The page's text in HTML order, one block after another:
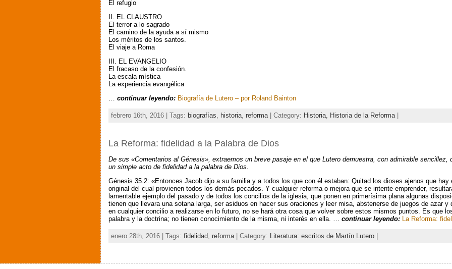
El refugio
II. EL CLAUSTRO
El terror a lo sagrado
El camino de la ayuda a sí mismo
Los méritos de los santos.
El viaje a Roma
III. EL EVANGELIO
El fracaso de la confesión.
La escala mística
La experiencia evangélica
continuar leyendo: Biografía de Lutero – por Roland Bainton
febrero 16th, 2016 | Tags: biografías historia reforma | Category: Historia, Historia de la Reforma |
La Reforma: fidelidad a la Palabra de Dios
De sus «Comentarios al Génesis», extraemos un breve pasaje en el que Lutero demuestra, con admirable
un simple acto de fidelidad a la palabra de Dios.
Génesis 35.2: «Entonces Jacob dijo a su familia y a todos los que con él estaban: Quitad los dioses ajenos que
original del cual provienen todos los demás pecados. Y cualquier reforma o mejora que se intente emprender,
lamentable ejemplo del pasado y de todos los concilios de la iglesia, que ponen en primerísima plana algunas
tienen que llevara una sotana larga, ser asiduos en hacer sus oraciones y leer misa, abstenerse de juegos de azar
en cualquier concilio a realizarse en lo futuro, no se hará otra cosa que volver sobre estos mismos puntos. Es que
palabra y la doctrina; no tienen conocimiento de la misma, ni interés en ella. … continuar leyendo: La Reforma:
enero 28th, 2016 | Tags: fidelidad reforma | Category: Literatura: escritos de Martín Lutero